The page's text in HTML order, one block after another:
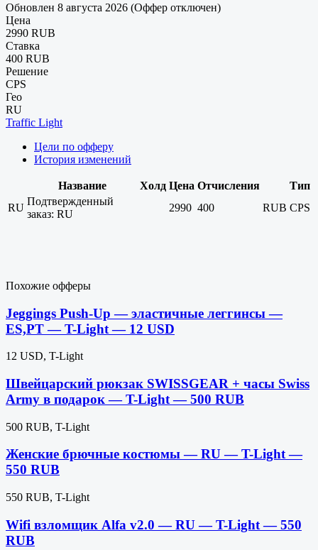
Обновлен 8 августа 2026 (Оффер отключен)
Цена
2990 RUB
Ставка
400 RUB
Решение
CPS
Гео
RU
Traffic Light
Цели по офферу
История изменений
Название Холд Цена Отчисления
Тип
RU
Подтвержденный
заказ: RU
2990 400 RUB CPS
Похожие офферы
Jeggings Push-Up — эластичные леггинсы —
ES,PT — T-Light — 12 USD
12 USD, T-Light
Швейцарский рюкзак SWISSGEAR + часы Swiss
Army в подарок — T-Light — 500 RUB
500 RUB, T-Light
Женские брючные костюмы — RU — T-Light —
550 RUB
550 RUB, T-Light
Wifi взломщик Alfa v2.0 — RU — T-Light — 550
RUB